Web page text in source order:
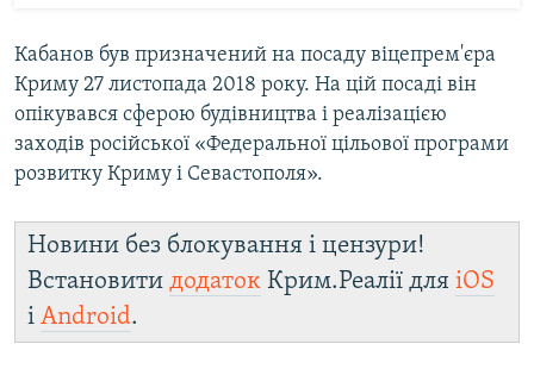
Кабанов був призначений на посаду віцепрем'єра
Криму 27 листопада 2018 року. На цій посаді він
опікувався сферою будівництва і реалізацією
заходів російської «Федеральної цільової програми
розвитку Криму і Севастополя».
Новини без блокування і цензури!
Встановити додаток Крим.Реалії для iOS
і Android.